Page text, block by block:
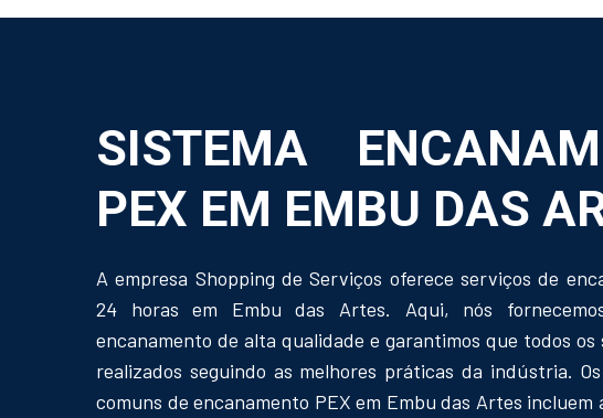
SISTEMA
PEX EM EMBU DAS
A empresa Shopping de Serviços oferece serviços de
24 horas em Embu das Artes. Aqui, nós
encanamento de alta qualidade e garantimos que todos os
realizados seguindo as melhores práticas da indústria.
comuns de encanamento PEX em Embu das Artes incluem